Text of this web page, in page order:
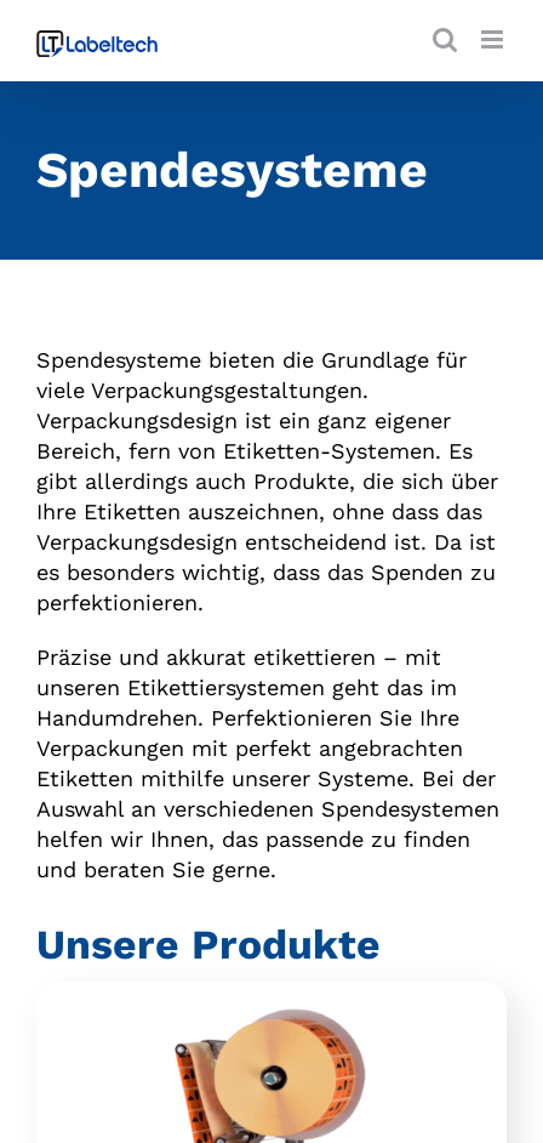
Inhalt
Spendesysteme
Spendesysteme bieten die Grundlage für
viele Verpackungsgestaltungen.
Verpackungsdesign ist ein ganz eigener
Bereich, fern von Etiketten-Systemen. Es
gibt allerdings auch Produkte, die sich über
Ihre Etiketten auszeichnen, ohne dass das
Verpackungsdesign entscheidend ist. Da ist
es besonders wichtig, dass das Spenden zu
perfektionieren.
Präzise und akkurat etikettieren – mit
unseren Etikettiersystemen geht das im
Handumdrehen. Perfektionieren Sie Ihre
Verpackungen mit perfekt angebrachten
Etiketten mithilfe unserer Systeme. Bei der
Auswahl an verschiedenen Spendesystemen
helfen wir Ihnen, das passende zu finden
und beraten Sie gerne.
Unsere Produkte